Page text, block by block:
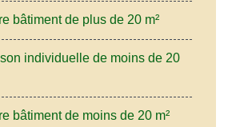
bâtiment de plus de 20 m²
individuelle de moins de 20
bâtiment de moins de 20 m²